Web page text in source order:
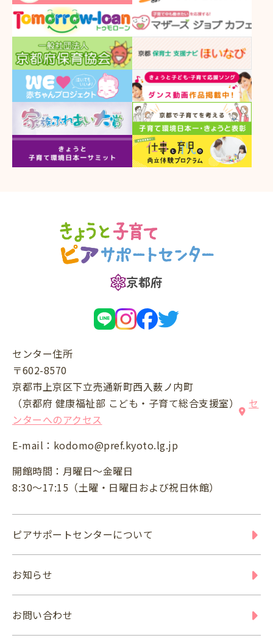
京都府
センター住所
〒602-8570
京都市上京区下立売通新町西入薮ノ内町
（京都府 健康福祉部 こども・子育て総合支援室）
セ
ンターへのアクセス
E-mail： kodomo@pref.kyoto.lg.jp
開館時間：月曜日～金曜日
8:30～17:15（土曜・日曜日および祝日休館）
ピアサポートセンターについて
お知らせ
お問い合わせ